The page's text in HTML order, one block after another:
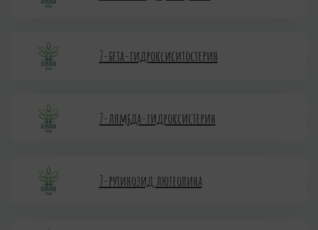
7-бета-гидроксиситостерин
7-лямбда-гидроксистерин
7-рутинозид лютеолина